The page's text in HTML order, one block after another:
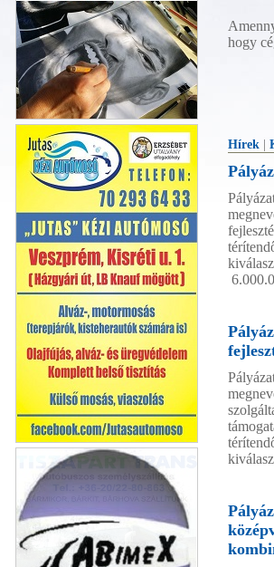
KÉT Agyféletekes
raztanfolyam
Kézi autómosó Veszprém
hogy
Hírek |